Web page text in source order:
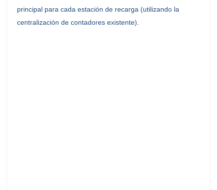
principal para cada estación de recarga (utilizando la
centralización de contadores existente).